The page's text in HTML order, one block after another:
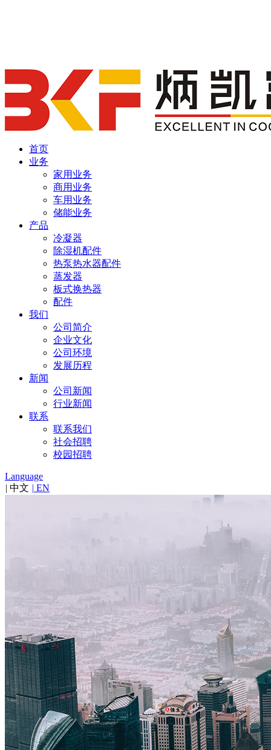
首页
业务
家用业务
商用业务
车用业务
储能业务
产品
冷凝器
除湿机配件
热泵热水器配件
蒸发器
板式换热器
配件
我们
公司简介
企业文化
公司环境
发展历程
新闻
公司新闻
行业新闻
联系
联系我们
社会招聘
校园招聘
Language
| 中文 | EN